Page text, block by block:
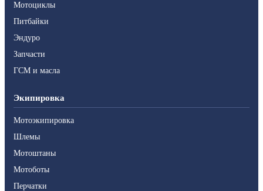
Мотоциклы
Питбайки
Эндуро
Запчасти
ГСМ и масла
Экипировка
Мотоэкипировка
Шлемы
Мотоштаны
Мотоботы
Перчатки